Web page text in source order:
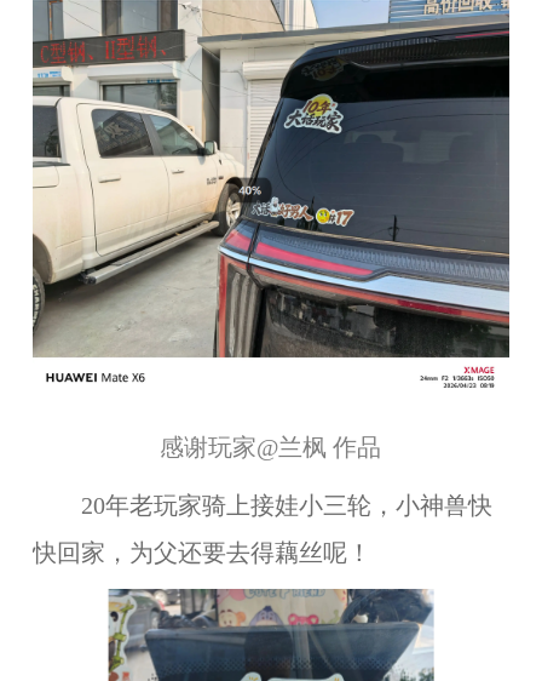
感谢玩家@兰枫 作品
20年老玩家骑上接娃小三轮，小神兽快
快回家，为父还要去得藕丝呢！